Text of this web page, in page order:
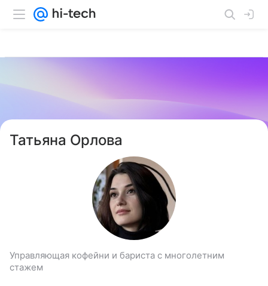
Татьяна Орлова
Управляющая кофейни и бариста с многолетним
стажем